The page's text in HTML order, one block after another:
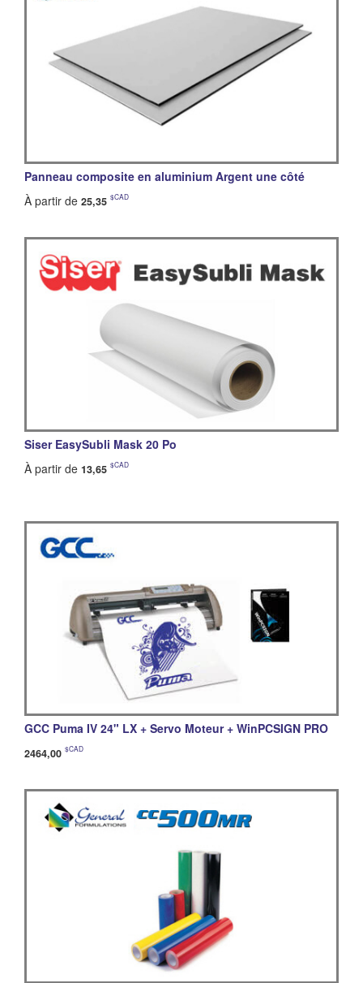
Panneau composite en aluminium Argent une côté
À partir de 25,35 $CAD
Siser EasySubli Mask 20 Po
À partir de 13,65 $CAD
GCC Puma IV 24" LX + Servo Moteur + WinPCSIGN PRO
2464,00 $CAD